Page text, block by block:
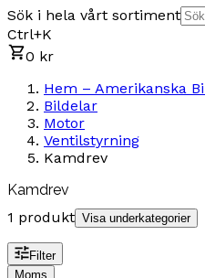
Sök i hela vårt sortiment
Ctrl+K
0 kr
Hem – Amerikanska
Bildelar
Motor
Ventilstyrning
Kamdrev
Kamdrev
1 produkt Visa underkategorier
Filter
Moms